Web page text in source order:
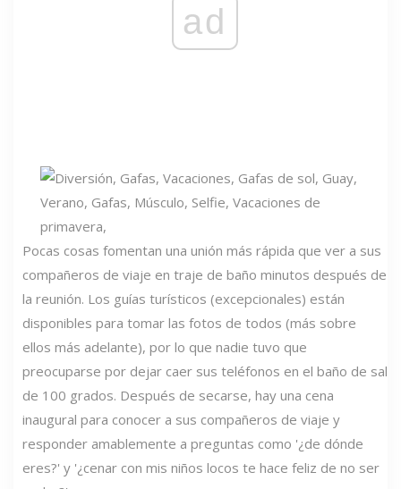
ad
Pocas cosas fomentan una unión más rápida que ver a sus
compañeros de viaje en traje de baño minutos después de
la reunión. Los guías turísticos (excepcionales) están
disponibles para tomar las fotos de todos (más sobre
ellos más adelante), por lo que nadie tuvo que
preocuparse por dejar caer sus teléfonos en el baño de sal
de 100 grados. Después de secarse, hay una cena
inaugural para conocer a sus compañeros de viaje y
responder amablemente a preguntas como '¿de dónde
eres?' y '¿cenar con mis niños locos te hace feliz de no ser